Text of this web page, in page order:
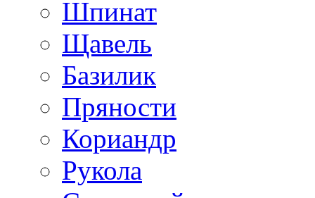
Шпинат
Щавель
Базилик
Пряности
Кориандр
Рукола